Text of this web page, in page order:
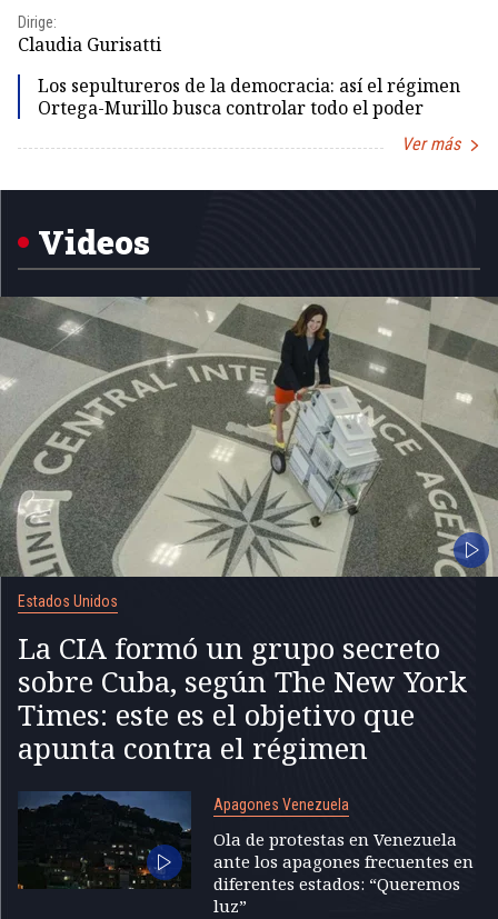
Dirige:
Claudia Gurisatti
Los sepultureros de la democracia: así el régimen
Ortega-Murillo busca controlar todo el poder
Ver más
1
Videos
Estados Unidos
La CIA formó un grupo secreto
sobre Cuba, según The New York
Times: este es el objetivo que
apunta contra el régimen
Apagones Venezuela
Ola de protestas en Venezuela
ante los apagones frecuentes en
diferentes estados: “Queremos
luz”